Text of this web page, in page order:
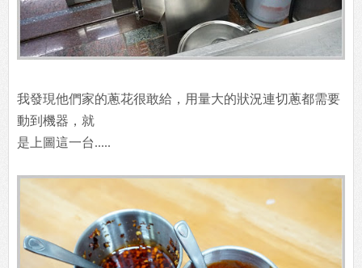
我發現他們家的蔥花很敢給，用量大的狀況連切蔥都需要
動到機器，就
是上圖這一台.....